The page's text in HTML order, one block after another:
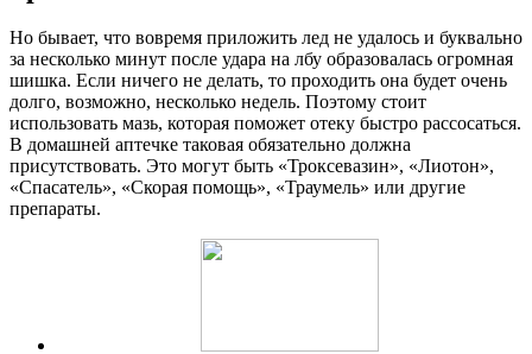
Но бывает, что вовремя приложить лед не удалось и буквально
за несколько минут после удара на лбу образовалась огромная
шишка. Если ничего не делать, то проходить она будет очень
долго, возможно, несколько недель. Поэтому стоит
использовать мазь, которая поможет отеку быстро рассосаться.
В домашней аптечке таковая обязательно должна
присутствовать. Это могут быть «Троксевазин», «Лиотон»,
«Спасатель», «Скорая помощь», «Траумель» или другие
препараты.